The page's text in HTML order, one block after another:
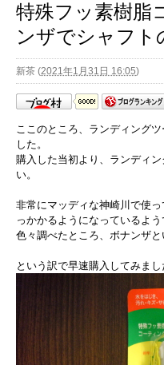
特殊フッ素樹脂
ンザでシャフト
新茶 (2021年1月31日 16:05)
ここのところ、ランディング
した。
購入した当初より、ランディ
い。
非常にマッディな神崎川で使
っかかるようになっているよう
色々調べたところ、ボナンザと
という訳で早速購入してみまし